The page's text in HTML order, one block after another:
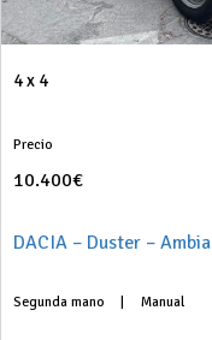
4 x 4
Precio
10.400€
DACIA – Duster –
Segunda mano Manual